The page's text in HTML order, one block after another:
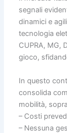
segnali
dinamici e
tecnologia
CUPRA, MG,
gioco,
In questo
consolida
mobilità,
– Costi
– Nessuna